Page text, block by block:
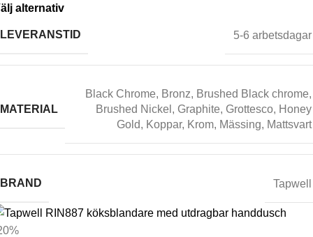
alternativ
LEVERANSTID 5-6 arbetsdagar
MATERIAL
Black Chrome, Bronz, Brushed Black chrome,
Brushed Nickel , Graphite, Grottesco, Honey
Gold, Koppar, Krom, Mässing, Mattsvart
BRAND Tapwell